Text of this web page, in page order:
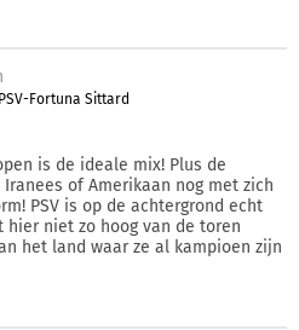
Fortuna Sittard
is de ideale mix! Plus de
of Amerikaan nog met zich
PSV is op de achtergrond echt
hier niet zo hoog van de toren
het land waar ze al kampioen zijn